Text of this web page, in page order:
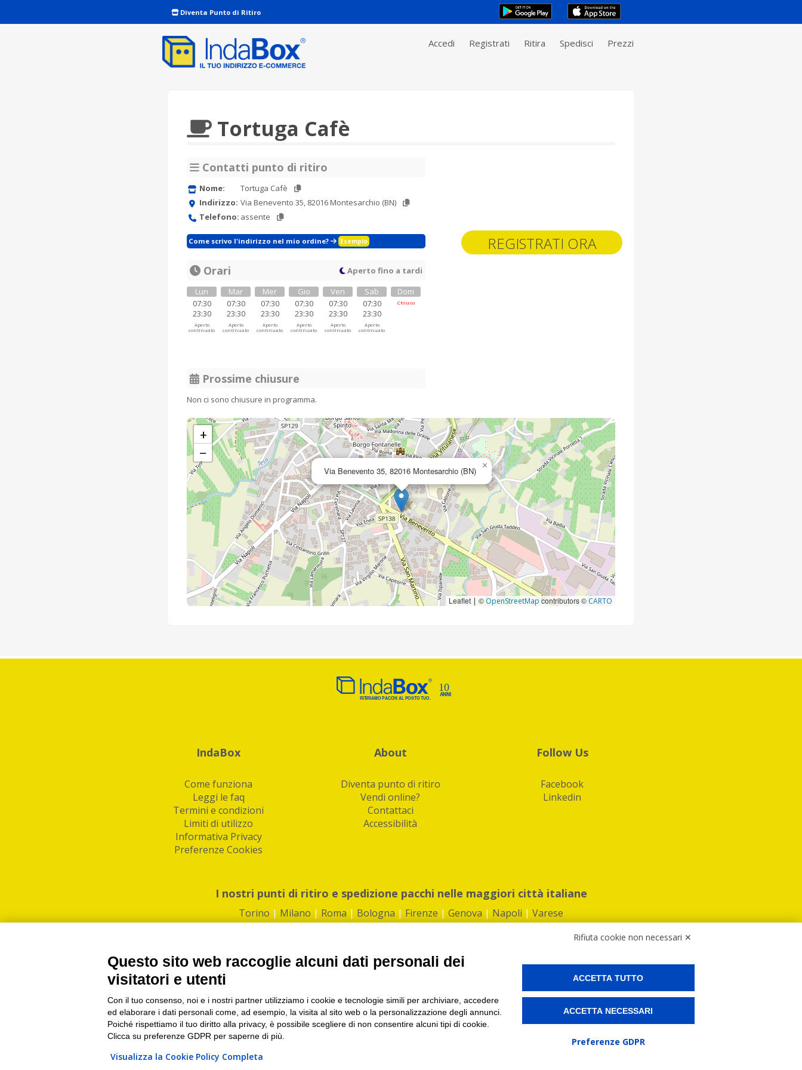
Diventa Punto di Ritiro
Accedi Registrati Ritira Spedisci Prezzi
REGISTRATI ORA
Tortuga Cafè
Contatti punto di ritiro
Nome:
Tortuga Cafè
Indirizzo: Via Benevento 35, 82016 Montesarchio (BN)
Telefono: assente
Come scrivo l'indirizzo nel mio ordine? Esempio
Orari
Aperto fino a tardi
Lun
07:30
23:30
Aperto
continuato
Mar
07:30
23:30
Aperto
continuato
Mer
07:30
23:30
Aperto
continuato
Gio
07:30
23:30
Aperto
continuato
Ven
07:30
23:30
Aperto
continuato
Sab
07:30
23:30
Aperto
continuato
Dom
Chiuso
Prossime chiusure
Non ci sono chiusure in programma.
Via Benevento 35, 82016 Montesarchio (BN) ×
+
−
Leaflet | ©OpenStreetMapcontributors ©CARTO
IndaBox
Come funziona
Leggi le faq
Termini e condizioni
Limiti di utilizzo
Informativa Privacy
Preferenze Cookies
About
Diventa punto di ritiro
Vendi online?
Contattaci
Accessibilità
Follow Us
Facebook
Linkedin
I nostri punti di ritiro e spedizione pacchi nelle maggiori città italiane
Torino | Milano | Roma | Bologna | Firenze | Genova | Napoli | Varese
PI/CF/N°Iscr.: 10821360012 | REA: RM 1494760 | Cap.Soc.: 50.000€ |Whistleblowing|Privacy|Preferenze Cookies
IndaBox | Oltre 11.500 punti di ritiro tra Bar, Tabaccai, Edicole e Kipoint per ritirare i tuoi acquisti online e spedire i tuoi pacchi.
Rifiuta cookie non necessari ✕
Questo sito web raccoglie alcuni dati personali dei
visitatori e utenti
Con il tuo consenso, noi e i nostri partner utilizziamo i cookie e tecnologie simili per archiviare, accedere
ed elaborare i dati personali come, ad esempio, la visita al sito web o la personalizzazione degli annunci.
Poiché rispettiamo il tuo diritto alla privacy, è possibile scegliere di non consentire alcuni tipi di cookie.
Clicca su preferenze GDPR per saperne di più.
Visualizza la Cookie Policy Completa
ACCETTA TUTTO
ACCETTA NECESSARI
Preferenze GDPR